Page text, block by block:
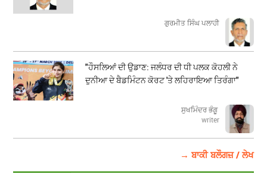
ਗੁਰਮੀਤ ਸਿੰਘ ਪਲਾਹੀ
"ਹੌਸਲਿਆਂ ਦੀ ਉਡਾਣ: ਜਲੰਧਰ ਦੀ ਧੀ ਪਲਕ ਕੋਹਲੀ ਨੇ
ਦੁਨੀਆ ਦੇ ਬੈਡਮਿੰਟਨ ਕੋਰਟ 'ਤੇ ਲਹਿਰਾਇਆ ਤਿਰੰਗਾ"
ਸੁਖਮਿੰਦਰ ਭੰਗੂ
writer
→ ਬਾਕੀ ਬਲੌਗਜ਼ / ਲੇਖ